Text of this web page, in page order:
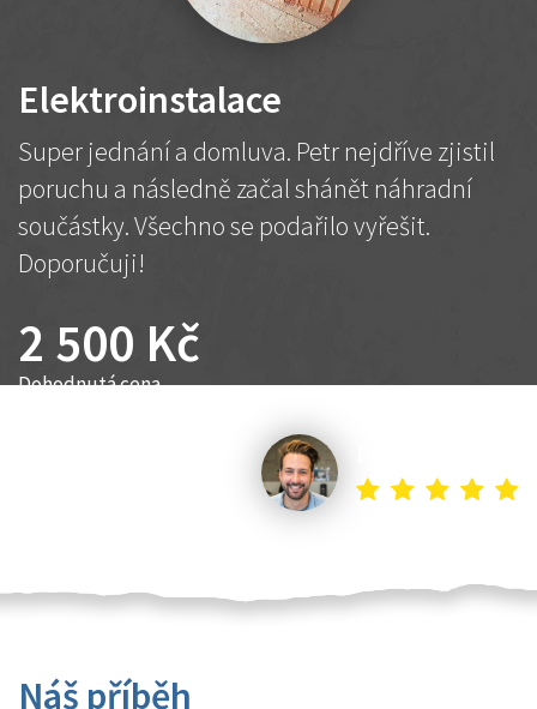
Elektroinstalace
Super jednání a domluva. Petr nejdříve zjistil
poruchu a následně začal shánět náhradní
součástky. Všechno se podařilo vyřešit.
Doporučuji!
2 500 Kč
Dohodnutá cena
Náš příběh